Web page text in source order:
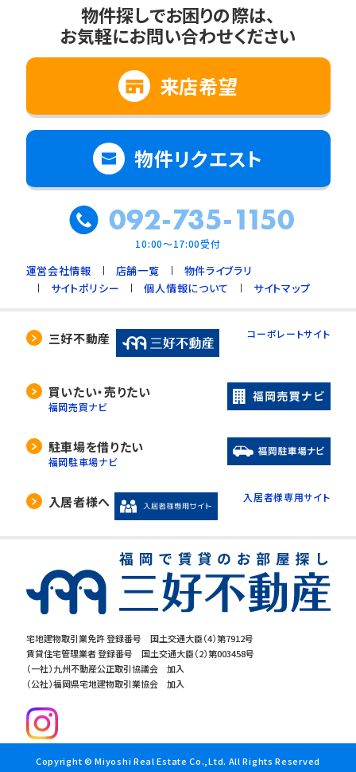
宅地建物取引業免許 登録番号 国土交通大臣（4）第7912号
賃貸住宅管理業者 登録番号 国土交通大臣（2）第003458号
（一社）九州不動産公正取引協議会 加入
（公社）福岡県宅地建物取引業協会 加入
物件探しでお困りの際は、
お気軽にお問い合わせください
来店希望
物件リクエスト
092-735-1150
10:00～17:00受付
運営会社情報 店舗一覧
物件ライブラリ
サイトポリシー
個人情報について サイトマップ
三好不動産 コーポレートサイト
買いたい・売りたい
福岡売買ナビ
駐車場を借りたい
福岡駐車場ナビ
入居者様へ 入居者様専用サイト
Copyright © Miyoshi Real Estate Co.,Ltd. All Rights Reserved